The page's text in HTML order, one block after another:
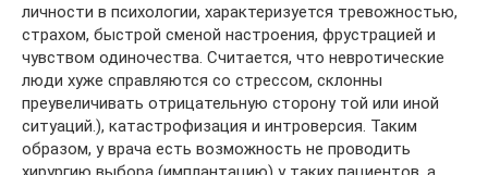
личности в психологии, характеризуется тревожностью,
страхом, быстрой сменой настроения, фрустрацией и
чувством одиночества. Считается, что невротические
люди хуже справляются со стрессом, склонны
преувеличивать отрицательную сторону той или иной
ситуаций.), катастрофизация и интроверсия. Таким
образом, у врача есть возможность не проводить